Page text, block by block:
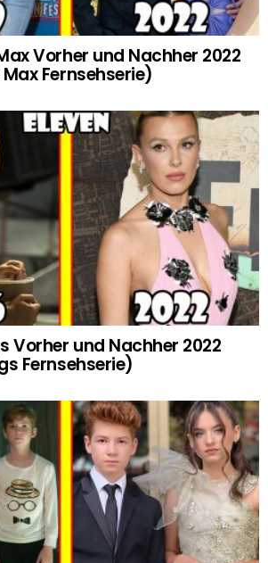
Vorher und Nachher 2022
Fernsehserie)
Vorher und Nachher 2022
Fernsehserie)